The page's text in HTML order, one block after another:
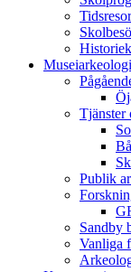
Tidsresor
Tjänster
Publik
Sandby
Vanliga